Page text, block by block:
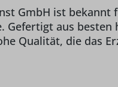
GmbH ist
Gefertigt aus besten
Qualität, die das